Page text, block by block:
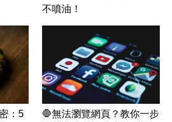
不噴油！
：5
🛑無法瀏覽網頁？教你一步